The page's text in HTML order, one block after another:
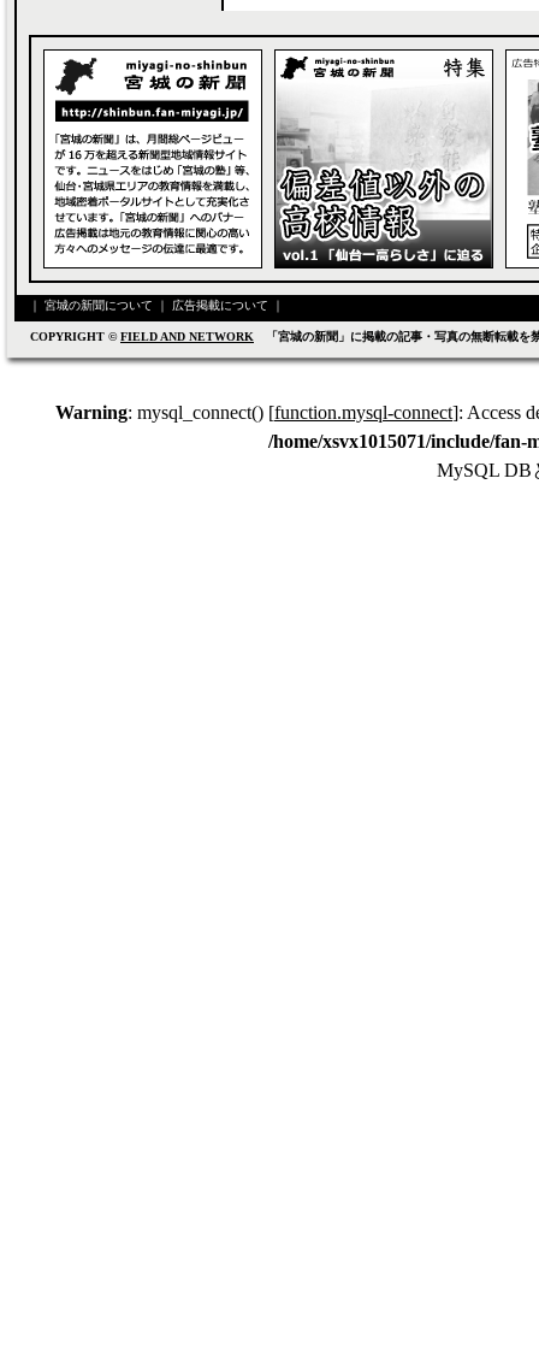
｜ 宮城の新聞について ｜ 広告掲載について ｜
COPYRIGHT ©FIELD AND NETWORK 「宮城の新聞」に掲載の記事・写真の無断転載
Warning: mysql_connect() [function.mysql-connect]: Access
/home/xsvx1015071/include/
MySQL DB